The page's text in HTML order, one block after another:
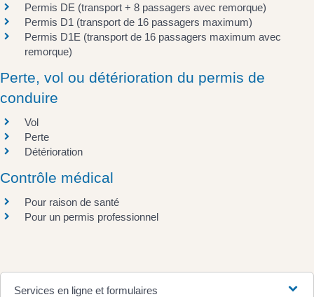
Permis DE (transport + 8 passagers avec remorque)
Permis D1 (transport de 16 passagers maximum)
Permis D1E (transport de 16 passagers maximum avec
remorque)
Perte, vol ou détérioration du permis de
conduire
Vol
Perte
Détérioration
Contrôle médical
Pour raison de santé
Pour un permis professionnel
Services en ligne et formulaires